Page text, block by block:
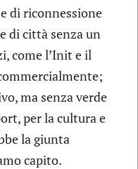
di riconnessione
di città senza un
come l’Init e il
ma senza verde
per la cultura e
la giunta
capito.